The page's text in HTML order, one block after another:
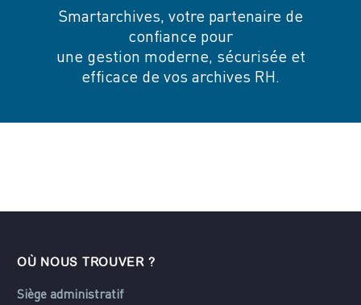
Smartarchives, votre partenaire de
confiance pour
une gestion moderne, sécurisée et
efficace de vos archives RH.
OÙ NOUS TROUVER ?
Siège administratif